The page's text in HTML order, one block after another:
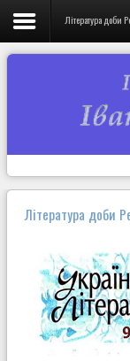
Література доби
Література доби